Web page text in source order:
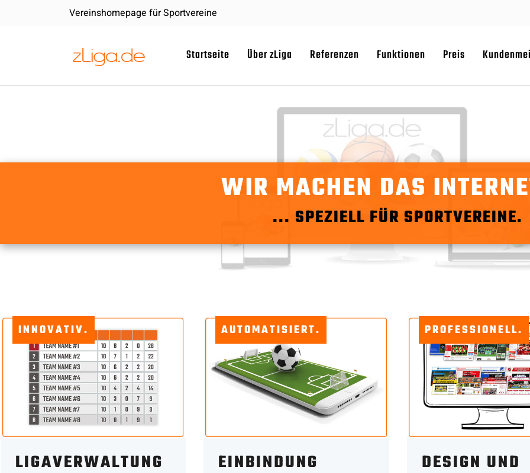
Vereinshomepage für Sportvereine
Startseite Über zLiga Referenzen Funktionen Preis
WIR MACHEN DAS
... SPEZIELL FÜR SPORTVEREINE.
INNOVATIV.
LIGAVERWALTUNG
AUTOMATISIERT.
EINBINDUNG
PROFESSIONELL.
DESIGN UND